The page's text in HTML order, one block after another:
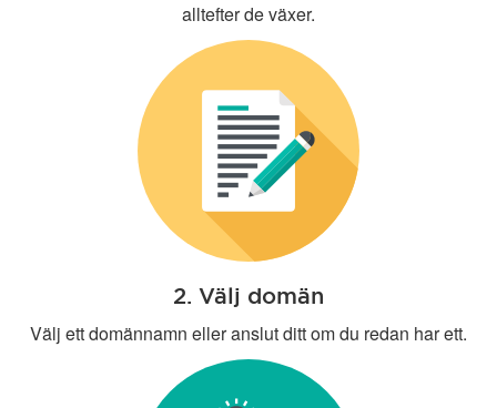
alltefter de växer.
2. Välj domän
Välj ett domännamn eller anslut ditt om du redan har ett.